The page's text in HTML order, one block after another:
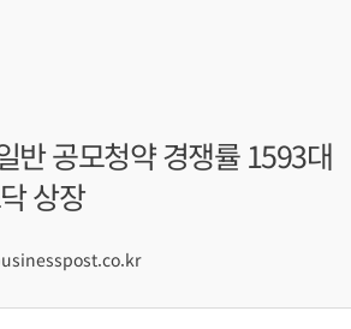
반 공모청약 경쟁률 1593대
상장